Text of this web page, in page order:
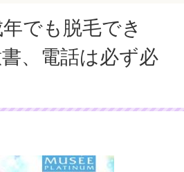
でも脱毛でき
、電話は必ず必